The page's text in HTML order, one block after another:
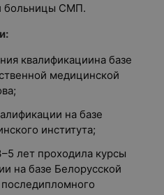
больницы СМП.
квалификациина базе
медицинской
на базе
института;
лет проходила курсы
на базе Белорусской